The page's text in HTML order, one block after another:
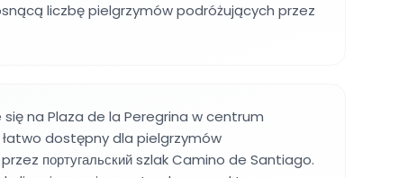
liczbę pielgrzymów podróżujących przez
się na Plaza de la Peregrina w centrum
dostępny dla pielgrzymów
португальский szlak Camino de Santiago.